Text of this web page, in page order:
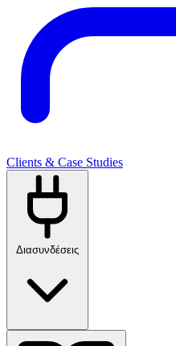
Clients & Case Studies
Διασυνδέσεις